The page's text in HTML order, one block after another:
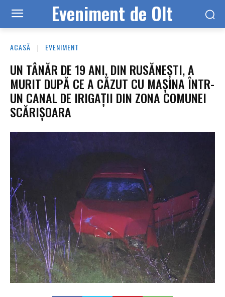
Eveniment de Olt
ACASĂ EVENIMENT
UN TÂNĂR DE 19 ANI, DIN RUSĂNEȘTI, A
MURIT DUPĂ CE A CĂZUT CU MAȘINA ÎNTR-
UN CANAL DE IRIGAȚII DIN ZONA COMUNEI
SCĂRIȘOARA